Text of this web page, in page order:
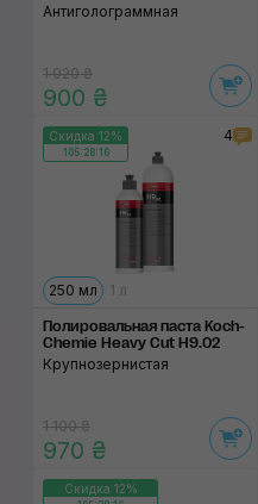
Антиголограммная
1 020 ₴
900 ₴
Скидка 12%
105:28:16
4
250 мл 1 л
Полировальная паста Koch-
Chemie Heavy Cut H9.02
Крупнозернистая
1 100 ₴
970 ₴
Скидка 12%